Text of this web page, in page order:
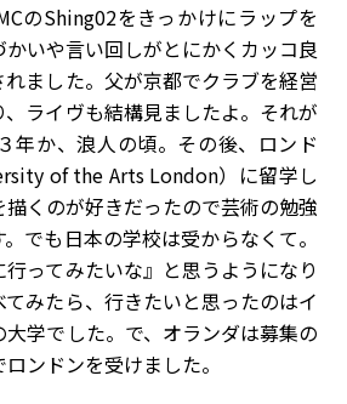
のShing02をきっかけにラップを
いや言い回しがとにかくカッコ良
れました。父が京都でクラブを経営
、ライヴも結構見ましたよ。それが
年か、浪人の頃。その後、ロンド
of the Arts London）に留学し
描くのが好きだったので芸術の勉強
でも日本の学校は受からなくて。
ってみたいな』と思うようになり
みたら、行きたいと思ったのはイ
学でした。で、オランダは募集の
ンドンを受けました。